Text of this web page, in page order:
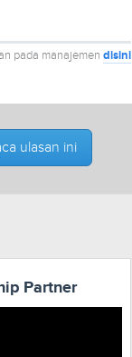
pada manajemen disini
ulasan ini
Partner